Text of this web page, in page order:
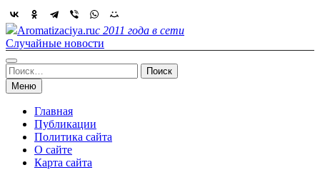
Skip
to
content
Aromatizaciya.ruс 2011 года в сети
Случайные новости
Найти:
Меню
Главная
Публикации
Политика сайта
О сайте
Карта сайта